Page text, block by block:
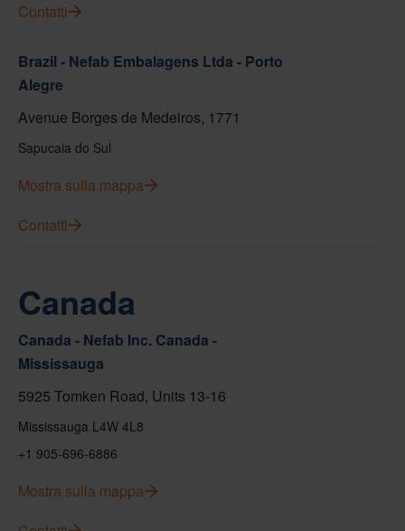
Contatti
Brazil - Nefab Embalagens Ltda - Porto
Alegre
Avenue Borges de Medeiros, 1771
Sapucaia do Sul
Mostra sulla mappa
Contatti
Canada
Canada - Nefab Inc. Canada -
Mississauga
5925 Tomken Road, Units 13-16
Mississauga L4W 4L8
+1 905-696-6886
Mostra sulla mappa